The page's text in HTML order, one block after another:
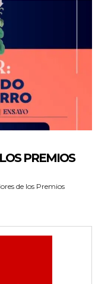
PREMIOS
de los Premios